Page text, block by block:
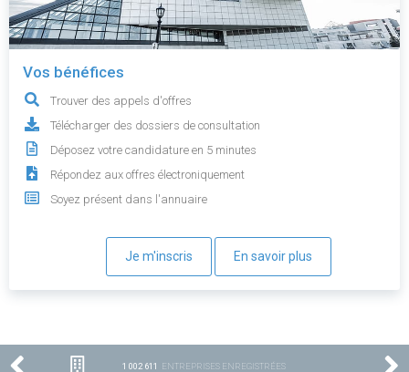
Vos bénéfices
Trouver des appels d'offres
Télécharger des dossiers de consultation
Déposez votre candidature en 5 minutes
Répondez aux offres électroniquement
Soyez présent dans l'annuaire
Je m'inscris En savoir plus
1 002 611 ENTREPRISES ENREGISTRÉES